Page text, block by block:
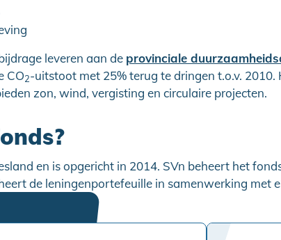
leveren aan de provinciale
CO2-uitstoot met 25% terug te dringen t.o.v.
zon, wind, vergisting en circulaire projecten.
en is opgericht in 2014. SVn beheert het
de leningenportefeuille in samenwerking met